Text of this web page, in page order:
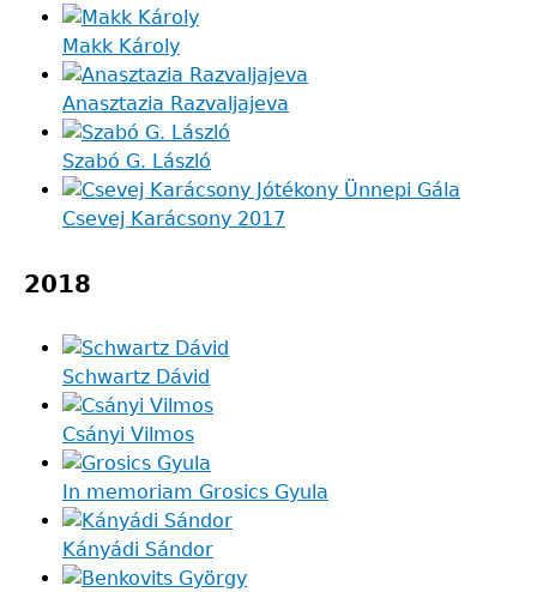
Makk Károly
Anasztazia Razvaljajeva
Szabó G. László
Csevej Karácsony 2017
2018
Schwartz Dávid
Csányi Vilmos
In memoriam Grosics Gyula
Kányádi Sándor